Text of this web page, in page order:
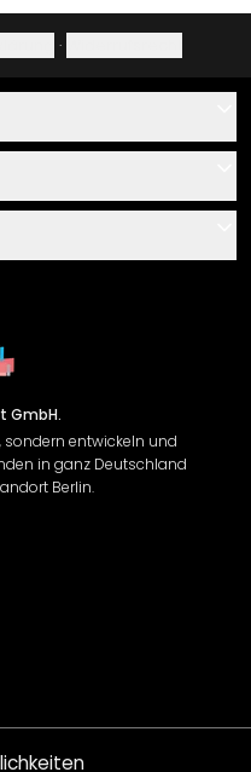
·
GmbH.
sondern entwickeln und
in ganz Deutschland
Berlin.